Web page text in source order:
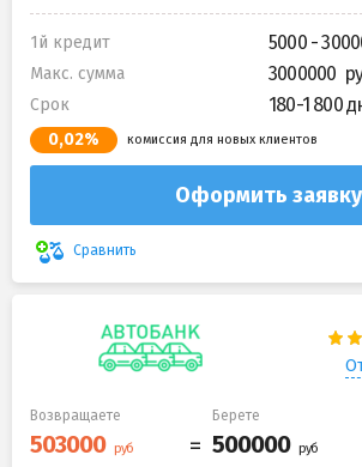
1й кредит 5000 -
Макс. сумма 3000000
Срок 180-1 800
0,02% комиссия для новых клиентов
Оформить заявку
Сравнить
Возвращаете Берете